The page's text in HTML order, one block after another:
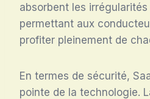
absorbent les
permettant aux
profiter pleinement de
En termes de sécurité,
pointe de la technologie.